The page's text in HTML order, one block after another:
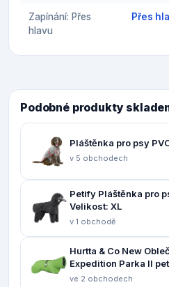
Zapínání: Přes
hlavu
Přes
Podobné produkty
Pláštěnka pro psy
v 5 obchodech
Petify Pláštěnka pro
Velikost: XL
v 1 obchodě
Hurtta & Co New
Expedition Parka II
ve 2 obchodech